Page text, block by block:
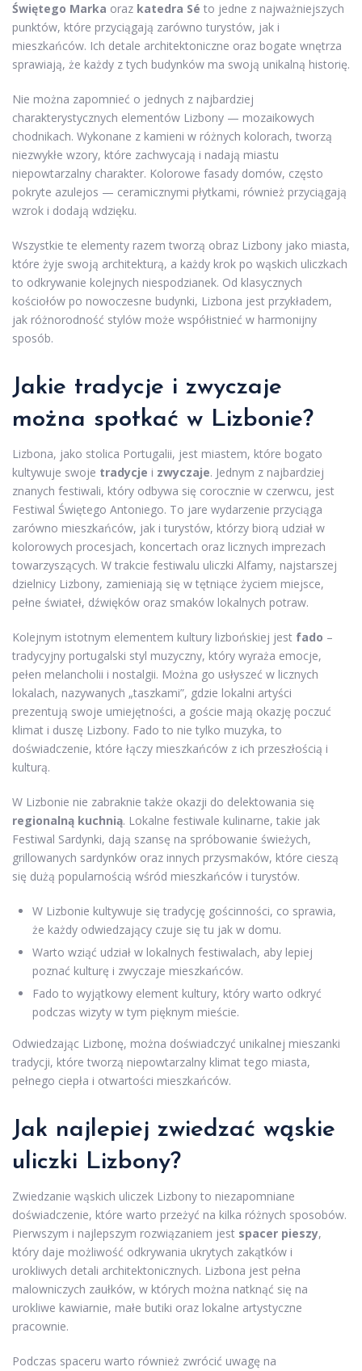
Świętego Marka oraz katedra Sé to jedne z najważniejszych
punktów, które przyciągają zarówno turystów, jak i
mieszkańców. Ich detale architektoniczne oraz bogate wnętrza
sprawiają, że każdy z tych budynków ma swoją unikalną historię.
Nie można zapomnieć o jednych z najbardziej
charakterystycznych elementów Lizbony — mozaikowych
chodnikach. Wykonane z kamieni w różnych kolorach, tworzą
niezwykłe wzory, które zachwycają i nadają miastu
niepowtarzalny charakter. Kolorowe fasady domów, często
pokryte azulejos — ceramicznymi płytkami, również przyciągają
wzrok i dodają wdzięku.
Wszystkie te elementy razem tworzą obraz Lizbony jako miasta,
które żyje swoją architekturą, a każdy krok po wąskich uliczkach
to odkrywanie kolejnych niespodzianek. Od klasycznych
kościołów po nowoczesne budynki, Lizbona jest przykładem,
jak różnorodność stylów może współistnieć w harmonijny
sposób.
Jakie tradycje i zwyczaje
można spotkać w Lizbonie?
Lizbona, jako stolica Portugalii, jest miastem, które bogato
kultywuje swoje tradycje i zwyczaje. Jednym z najbardziej
znanych festiwali, który odbywa się corocznie w czerwcu, jest
Festiwal Świętego Antoniego. To jare wydarzenie przyciąga
zarówno mieszkańców, jak i turystów, którzy biorą udział w
kolorowych procesjach, koncertach oraz licznych imprezach
towarzyszących. W trakcie festiwalu uliczki Alfamy, najstarszej
dzielnicy Lizbony, zamieniają się w tętniące życiem miejsce,
pełne świateł, dźwięków oraz smaków lokalnych potraw.
Kolejnym istotnym elementem kultury lizbońskiej jest fado –
tradycyjny portugalski styl muzyczny, który wyraża emocje,
pełen melancholii i nostalgii. Można go usłyszeć w licznych
lokalach, nazywanych „taszkami”, gdzie lokalni artyści
prezentują swoje umiejętności, a goście mają okazję poczuć
klimat i duszę Lizbony. Fado to nie tylko muzyka, to
doświadczenie, które łączy mieszkańców z ich przeszłością i
kulturą.
W Lizbonie nie zabraknie także okazji do delektowania się
regionalną kuchnią. Lokalne festiwale kulinarne, takie jak
Festiwal Sardynki, dają szansę na spróbowanie świeżych,
grillowanych sardynków oraz innych przysmaków, które cieszą
się dużą popularnością wśród mieszkańców i turystów.
W Lizbonie kultywuje się tradycję gościnności, co sprawia,
że każdy odwiedzający czuje się tu jak w domu.
Warto wziąć udział w lokalnych festiwalach, aby lepiej
poznać kulturę i zwyczaje mieszkańców.
Fado to wyjątkowy element kultury, który warto odkryć
podczas wizyty w tym pięknym mieście.
Odwiedzając Lizbonę, można doświadczyć unikalnej mieszanki
tradycji, które tworzą niepowtarzalny klimat tego miasta,
pełnego ciepła i otwartości mieszkańców.
Jak najlepiej zwiedzać wąskie
uliczki Lizbony?
Zwiedzanie wąskich uliczek Lizbony to niezapomniane
doświadczenie, które warto przeżyć na kilka różnych sposobów.
Pierwszym i najlepszym rozwiązaniem jest spacer pieszy,
który daje możliwość odkrywania ukrytych zakątków i
urokliwych detali architektonicznych. Lizbona jest pełna
malowniczych zaułków, w których można natknąć się na
urokliwe kawiarnie, małe butiki oraz lokalne artystyczne
pracownie.
Podczas spaceru warto również zwrócić uwagę na